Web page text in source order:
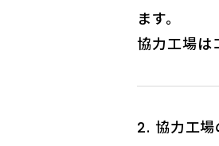
ます。
協力工場は
協力工